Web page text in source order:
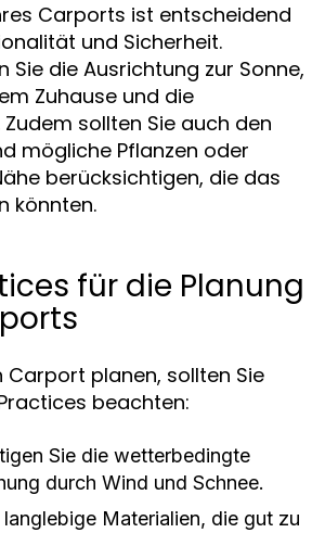
Carports ist entscheidend
und Sicherheit.
Sie die Ausrichtung zur Sonne,
Zuhause und die
sollten Sie auch den
mögliche Pflanzen oder
berücksichtigen, die das
könnten.
für die Planung
Carport planen, sollten Sie
beachten:
Sie die wetterbedingte
durch Wind und Schnee.
langlebige Materialien, die gut zu